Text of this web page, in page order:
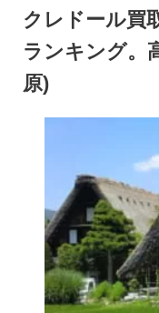
クレドール買
ランキング。
原)